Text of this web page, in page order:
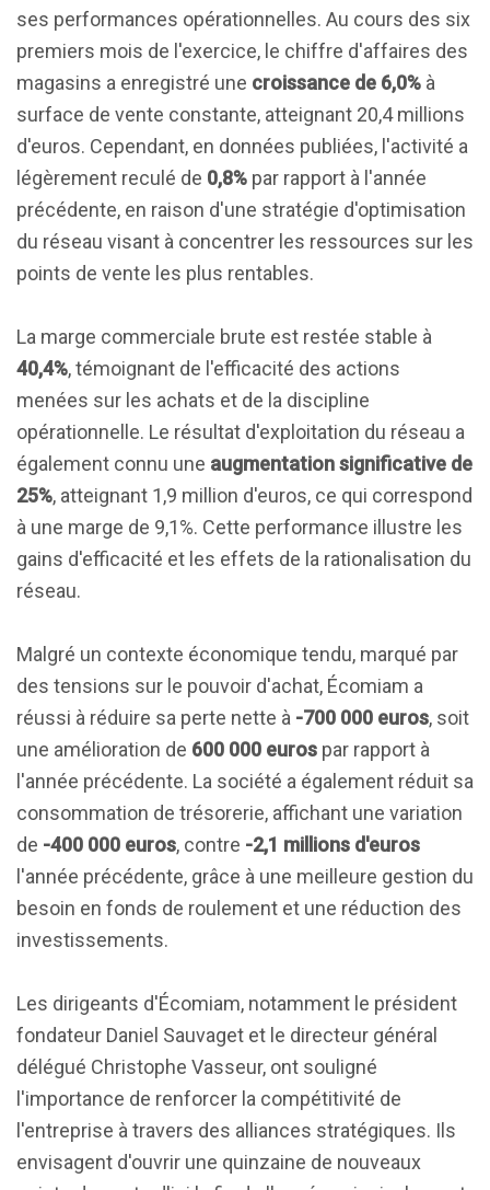
ses performances opérationnelles. Au cours des six
premiers mois de l'exercice, le chiffre d'affaires des
magasins a enregistré une croissance de 6,0% à
surface de vente constante, atteignant 20,4 millions
d'euros. Cependant, en données publiées, l'activité a
légèrement reculé de 0,8% par rapport à l'année
précédente, en raison d'une stratégie d'optimisation
du réseau visant à concentrer les ressources sur les
points de vente les plus rentables.
La marge commerciale brute est restée stable à
40,4%, témoignant de l'efficacité des actions
menées sur les achats et de la discipline
opérationnelle. Le résultat d'exploitation du réseau a
également connu une augmentation significative de
25%, atteignant 1,9 million d'euros, ce qui correspond
à une marge de 9,1%. Cette performance illustre les
gains d'efficacité et les effets de la rationalisation du
réseau.
Malgré un contexte économique tendu, marqué par
des tensions sur le pouvoir d'achat, Écomiam a
réussi à réduire sa perte nette à -700 000 euros, soit
une amélioration de 600 000 euros par rapport à
l'année précédente. La société a également réduit sa
consommation de trésorerie, affichant une variation
de -400 000 euros, contre -2,1 millions d'euros
l'année précédente, grâce à une meilleure gestion du
besoin en fonds de roulement et une réduction des
investissements.
Les dirigeants d'Écomiam, notamment le président
fondateur Daniel Sauvaget et le directeur général
délégué Christophe Vasseur, ont souligné
l'importance de renforcer la compétitivité de
l'entreprise à travers des alliances stratégiques. Ils
envisagent d'ouvrir une quinzaine de nouveaux